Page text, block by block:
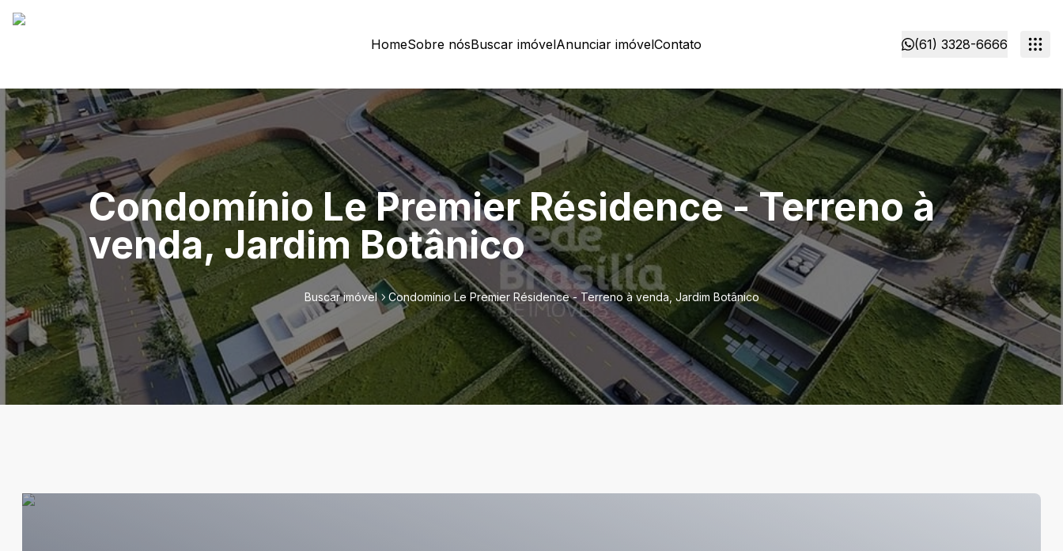
HomeSobre nósBuscar imóvelAnunciar imóvelContato (61) 3328-6666
Condomínio Le Premier Résidence - Terreno à
venda, Jardim Botânico
Buscar imóvel Condomínio Le Premier Résidence - Terreno à venda, Jardim Botânico